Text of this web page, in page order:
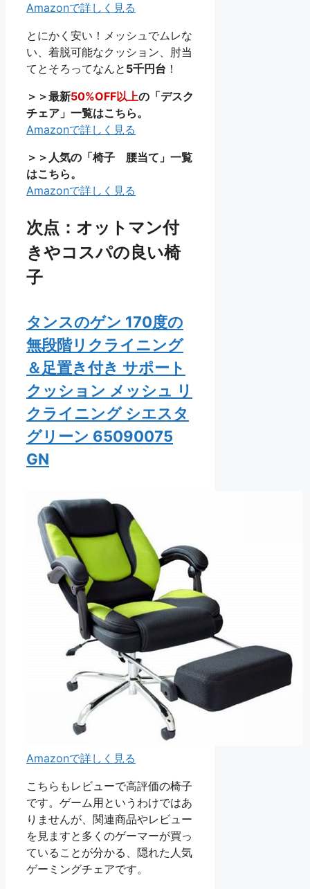
Amazonで詳しく見る
とにかく安い！メッシュでムレな
い、着脱可能なクッション、肘当
てとそろってなんと 5千円台 ！
＞＞最新50%OFF以上の「デスク
チェア」一覧はこちら。
Amazonで詳しく見る
＞＞人気の「椅子 腰当て」一覧
はこちら。
Amazonで詳しく見る
次点：オットマン付
きやコスパの良い椅
子
タンスのゲン 170度の
無段階リクライニング
＆足置き付き サポート
クッション メッシュ リ
クライニング シエスタ
グリーン 65090075
GN
Amazonで詳しく見る
こちらもレビューで高評価の椅子
です。ゲーム用というわけではあ
りませんが、関連商品やレビュー
を見ますと多くのゲーマーが買っ
ていることが分かる、隠れた人気
ゲーミングチェアです。